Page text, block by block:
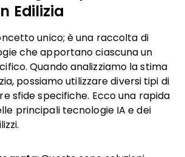
Edilizia
unico; è una raccolta di
che apportano ciascuna un
Quando analizziamo la stima
possiamo utilizzare diversi tipi di
sfide specifiche. Ecco una rapida
principali tecnologie IA e dei